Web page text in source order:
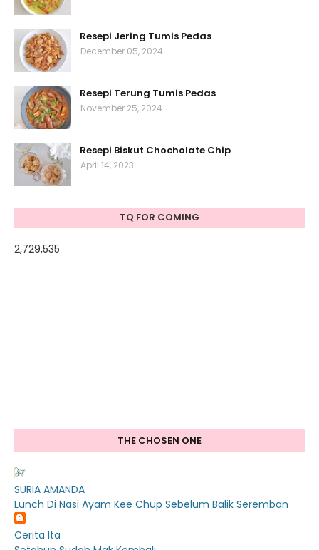
Resepi Jering Tumis Pedas
December 05, 2024
Resepi Terung Tumis Pedas
November 25, 2024
Resepi Biskut Chocholate Chip
April 14, 2023
TQ FOR COMING
2,729,535
THE CHOSEN ONE
SURIA AMANDA
Lunch Di Nasi Ayam Kee Chup Sebelum Balik Seremban
Cerita Ita